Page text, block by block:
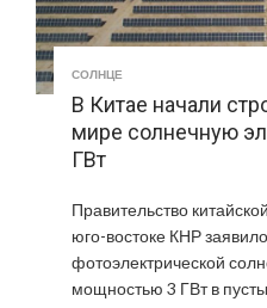
СОЛНЦЕ
В Китае начали
мире солнечную
ГВт
Правительство
юго-востоке КНР
фотоэлектрической
мощностью 3 ГВт в